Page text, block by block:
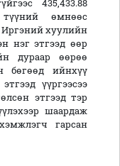
435,433.88
өмнөөс
Иргэний хуулийн
нэг этгээд өөр
дураар өөрөө
бөгөөд ийнхүү
үүргээсээ
этгээд тэр
шаардаж
гарсан